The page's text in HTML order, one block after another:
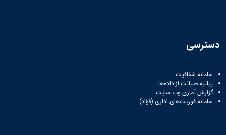
دسترسی
سامانه شفافیت
بیانیه صیانت از داده‌ها
گزارش آماری وب‌ سایت
سامانه فوریت‌های اداری (فؤاد)